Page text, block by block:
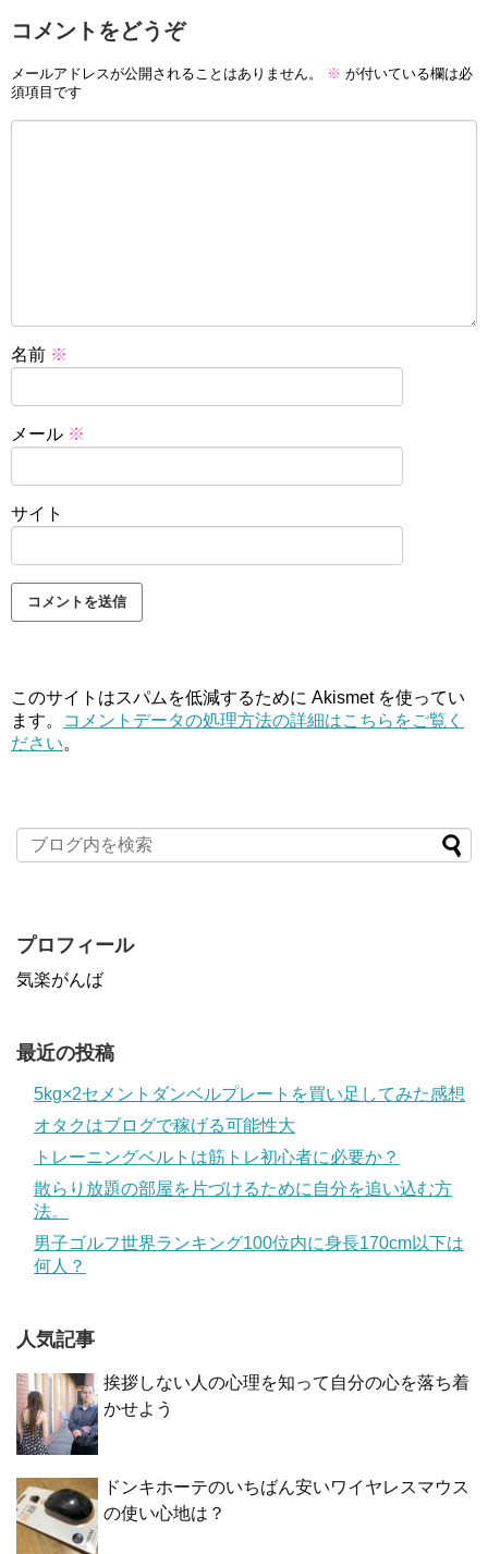
コメントをどうぞ
メールアドレスが公開されることはありません。 ※ が付いている欄は必
須項目です
名前 ※
メール ※
サイト
このサイトはスパムを低減するために Akismet を使ってい
ます。
コメントデータの処理方法の詳細はこちらをご覧く
ださい。
プロフィール
気楽がんば
最近の投稿
5kg×2セメントダンベルプレートを買い足してみた感想
オタクはブログで稼げる可能性大
トレーニングベルトは筋トレ初心者に必要か？
散らり放題の部屋を片づけるために自分を追い込む方
法。
男子ゴルフ世界ランキング100位内に身長170cm以下は
何人？
人気記事
挨拶しない人の心理を知って自分の心を落ち着
かせよう
ドンキホーテのいちばん安いワイヤレスマウス
の使い心地は？